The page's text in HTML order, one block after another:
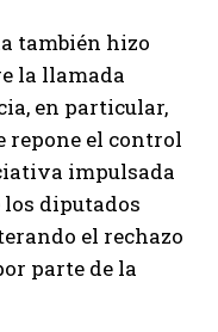
también hizo
la llamada
en particular,
repone el control
impulsada
los diputados
el rechazo
parte de la